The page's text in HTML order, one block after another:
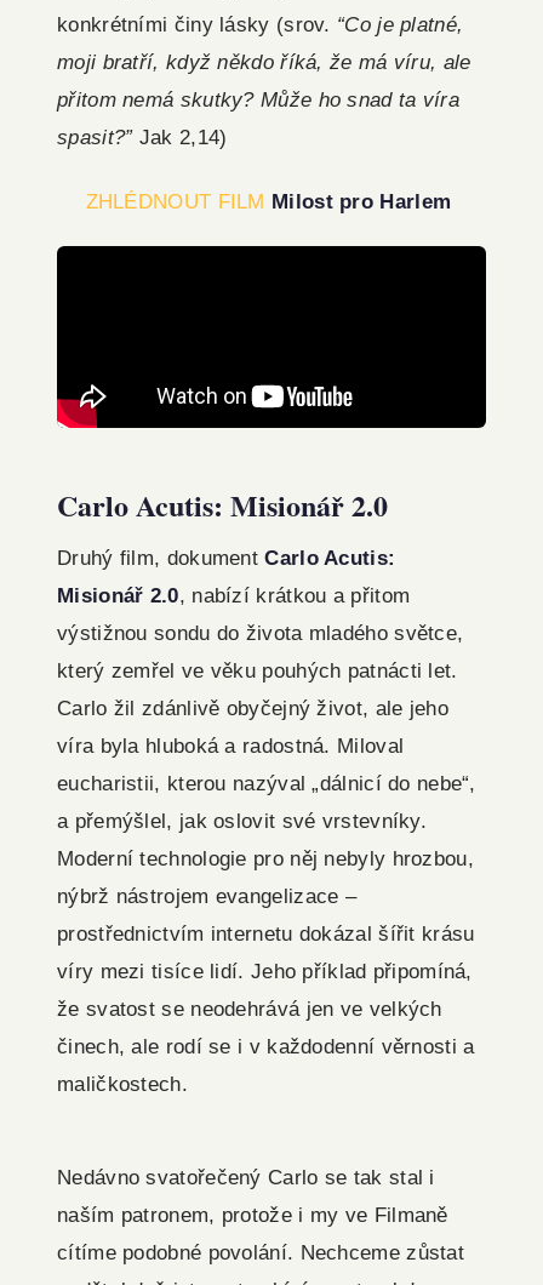
konkrétními činy lásky (srov. “Co je platné,
moji bratří, když někdo říká, že má víru, ale
přitom nemá skutky? Může ho snad ta víra
spasit?”Jak 2,14)
ZHLÉDNOUT FILM Milost pro Harlem
Carlo Acutis: Misionář 2.0
Druhý film, dokumentCarlo Acutis:
Misionář 2.0, nabízí krátkou a přitom
výstižnou sondu do života mladého světce,
který zemřel ve věku pouhých patnácti let.
Carlo žil zdánlivě obyčejný život, ale jeho
víra byla hluboká a radostná. Miloval
eucharistii, kterou nazýval „dálnicí do nebe“,
a přemýšlel, jak oslovit své vrstevníky.
Moderní technologie pro něj nebyly hrozbou,
nýbrž nástrojem evangelizace –
prostřednictvím internetu dokázal šířit krásu
víry mezi tisíce lidí. Jeho příklad připomíná,
že svatost se neodehrává jen ve velkých
činech, ale rodí se i v každodenní věrnosti a
maličkostech.
Nedávno svatořečený Carlo se tak stal i
naším patronem, protože i my ve Filmaně
cítíme podobné povolání. Nechceme zůstat